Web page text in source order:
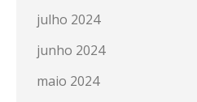
julho 2024
junho 2024
maio 2024